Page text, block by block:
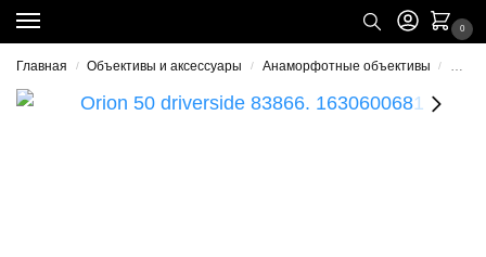
0
Главная / Объективы и аксессуары / Анаморфотные объективы / Atlas